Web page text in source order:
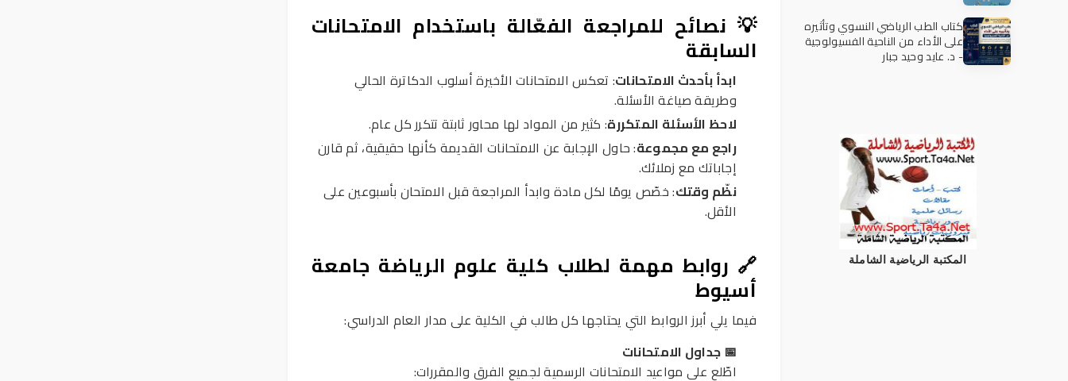
كتاب الطب الرياضي النسوي وتأثيره
على الأداء من الناحية الفسيولوجية
- د. عايد وحيد جبار
المكتبة الرياضية الشاملة
💡 نصائح للمراجعة الفعّالة باستخدام الامتحانات
السابقة
ابدأ بأحدث الامتحانات: تعكس الامتحانات الأخيرة أسلوب الدكاترة الحالي
وطريقة صياغة الأسئلة.
لاحظ الأسئلة المتكررة: كثير من المواد لها محاور ثابتة تتكرر كل عام.
راجع مع مجموعة: حاول الإجابة عن الامتحانات القديمة كأنها حقيقية، ثم قارن
إجاباتك مع زملائك.
نظّم وقتك: خصّص يومًا لكل مادة وابدأ المراجعة قبل الامتحان بأسبوعين على
الأقل.
🔗 روابط مهمة لطلاب كلية علوم الرياضة جامعة
أسيوط
فيما يلي أبرز الروابط التي يحتاجها كل طالب في الكلية على مدار العام الدراسي:
📅 جداول الامتحانات
اطّلع على مواعيد الامتحانات الرسمية لجميع الفرق والمقررات: